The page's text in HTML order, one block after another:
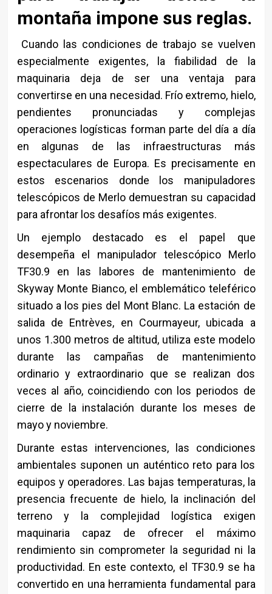
montaña impone sus reglas.
Cuando las condiciones de trabajo se vuelven
especialmente exigentes, la fiabilidad de la
maquinaria deja de ser una ventaja para
convertirse en una necesidad. Frío extremo, hielo,
pendientes pronunciadas y complejas
operaciones logísticas forman parte del día a día
en algunas de las infraestructuras más
espectaculares de Europa. Es precisamente en
estos escenarios donde los manipuladores
telescópicos de Merlo demuestran su capacidad
para afrontar los desafíos más exigentes.
Un ejemplo destacado es el papel que
desempeña el manipulador telescópico Merlo
TF30.9 en las labores de mantenimiento de
Skyway Monte Bianco, el emblemático teleférico
situado a los pies del Mont Blanc. La estación de
salida de Entrèves, en Courmayeur, ubicada a
unos 1.300 metros de altitud, utiliza este modelo
durante las campañas de mantenimiento
ordinario y extraordinario que se realizan dos
veces al año, coincidiendo con los periodos de
cierre de la instalación durante los meses de
mayo y noviembre.
Durante estas intervenciones, las condiciones
ambientales suponen un auténtico reto para los
equipos y operadores. Las bajas temperaturas, la
presencia frecuente de hielo, la inclinación del
terreno y la complejidad logística exigen
maquinaria capaz de ofrecer el máximo
rendimiento sin comprometer la seguridad ni la
productividad. En este contexto, el TF30.9 se ha
convertido en una herramienta fundamental para